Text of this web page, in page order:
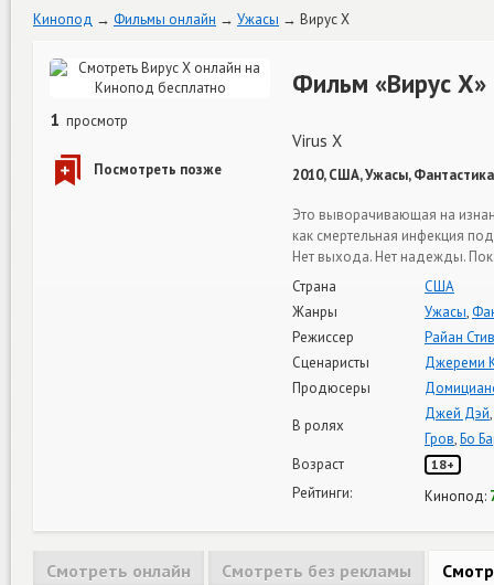
Кинопод Фильмы онлайн Ужасы Вирус Х
1 просмотр
Фильм «Вирус Х»
Virus X
2010, США, Ужасы,
Это выворачивающая на
как смертельная инфекция
Нет выхода. Нет надежды.
Страна
США
Жанры
Ужасы,
Режиссер
Райан
Сценаристы
Джереми
Продюсеры
В ролях
Джей Дэй,
Гров,Бо
Возраст
18+
Рейтинги: Кинопод:
Смотреть онлайн Смотреть без рекламы